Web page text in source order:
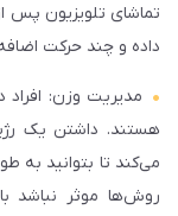
تماشای تلویزیون پس
داده و چند حرکت
مدیریت وزن: افراد
هستند. داشتن یک
می‌کند تا بتوانید به
روش‌ها موثر نباشد